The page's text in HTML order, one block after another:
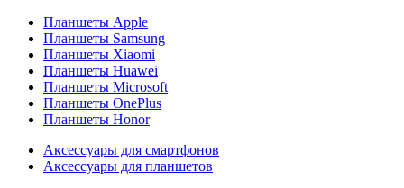
Планшеты Apple
Планшеты Samsung
Планшеты Xiaomi
Планшеты Huawei
Планшеты Microsoft
Планшеты OnePlus
Планшеты Honor
Аксессуары для смартфонов
Аксессуары для планшетов